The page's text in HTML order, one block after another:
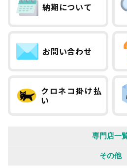
納期について
お問い合わせ
クロネコ掛け払
い
専門店一
その他